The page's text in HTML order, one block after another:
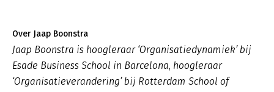
Over Jaap Boonstra
Jaap Boonstra is hoogleraar ‘Organisatiedynamiek’ bij
Esade Business School in Barcelona, hoogleraar
‘Organisatieverandering’ bij Rotterdam School of